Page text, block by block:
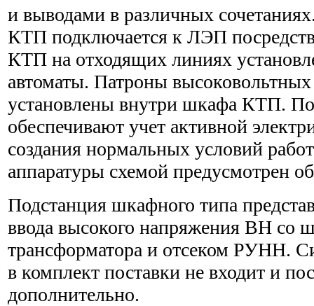
и выводами в различных
КТП подключается к ЛЭП
КТП на отходящих линиях
автоматы. Патроны
установлены внутри шкафа КТП.
обеспечивают учет активной
создания нормальных условий
аппаратуры схемой предусмотрен
Подстанция шкафного типа
ввода высокого напряжения ВН со
трансформатора и отсеком РУНН.
в комплект поставки не входит и
дополнительно.